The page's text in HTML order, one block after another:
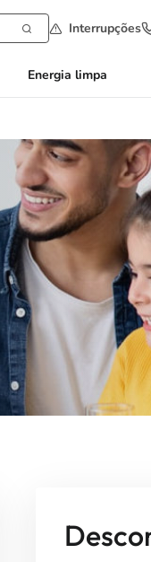
Interrupções
Energia limpa